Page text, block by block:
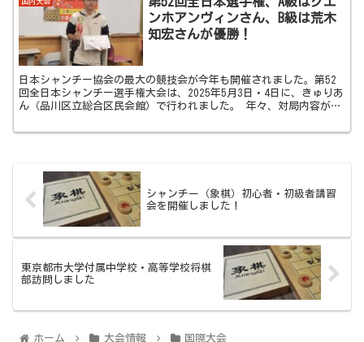
ンホアンヴィンさん、B級は荒木
知宏さんが優勝！
日本シャンチー協会の最大の競技会が今年も開催されました。第52
回全日本シャンチー選手権大会は、2025年5月3日・4日に、きゅりあ
ん（品川区立総合区民会館）で行われました。 年々、対局内容がど
シャンチー（象棋）初心者・初級者講習
会を開催しました！
東京都市大学付属中学校・高等学校将棋
部訪問しました
ホーム 大会情報 国際大会